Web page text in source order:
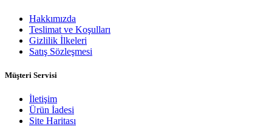
Hakkımızda
Teslimat ve Koşulları
Gizlilik İlkeleri
Satış Sözleşmesi
Müşteri Servisi
İletişim
Ürün İadesi
Site Haritası